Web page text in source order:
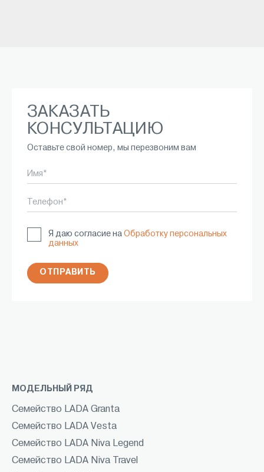
ЗАКАЗАТЬ
КОНСУЛЬТАЦИЮ
Оставьте свой номер, мы перезвоним вам
Имя*
Телефон*
Я даю согласие на Обработку персональных
данных
ОТПРАВИТЬ
МОДЕЛЬНЫЙ РЯД
Семейство LADA Granta
Семейство LADA Vesta
Семейство LADA Niva Legend
Семейство LADA Niva Travel